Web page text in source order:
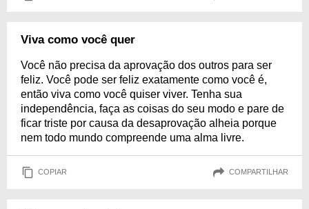
Viva como você quer
Você não precisa da aprovação dos outros para ser
feliz. Você pode ser feliz exatamente como você é,
então viva como você quiser viver. Tenha sua
independência, faça as coisas do seu modo e pare de
ficar triste por causa da desaprovação alheia porque
nem todo mundo compreende uma alma livre.
COPIAR COMPARTILHAR